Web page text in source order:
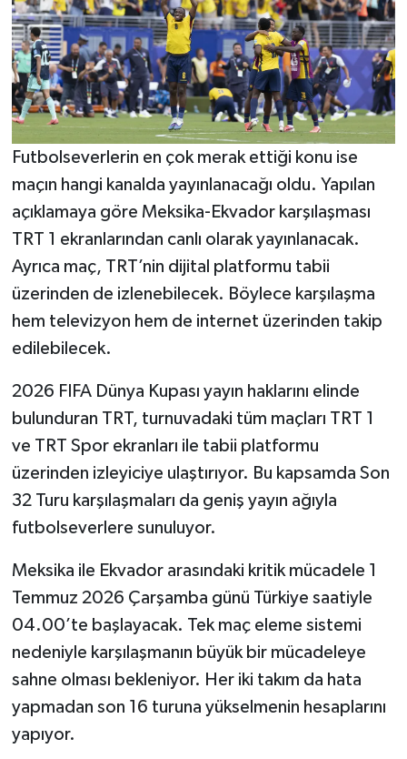
Futbolseverlerin en çok merak ettiği konu ise
maçın hangi kanalda yayınlanacağı oldu. Yapılan
açıklamaya göre Meksika-Ekvador karşılaşması
TRT 1 ekranlarından canlı olarak yayınlanacak.
Ayrıca maç, TRT’nin dijital platformu tabii
üzerinden de izlenebilecek. Böylece karşılaşma
hem televizyon hem de internet üzerinden takip
edilebilecek.
2026 FIFA Dünya Kupası yayın haklarını elinde
bulunduran TRT, turnuvadaki tüm maçları TRT 1
ve TRT Spor ekranları ile tabii platformu
üzerinden izleyiciye ulaştırıyor. Bu kapsamda Son
32 Turu karşılaşmaları da geniş yayın ağıyla
futbolseverlere sunuluyor.
Meksika ile Ekvador arasındaki kritik mücadele 1
Temmuz 2026 Çarşamba günü Türkiye saatiyle
04.00’te başlayacak. Tek maç eleme sistemi
nedeniyle karşılaşmanın büyük bir mücadeleye
sahne olması bekleniyor. Her iki takım da hata
yapmadan son 16 turuna yükselmenin hesaplarını
yapıyor.